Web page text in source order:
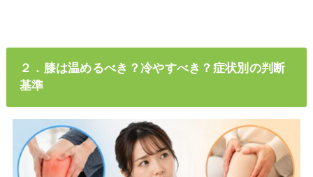
２．膝は温めるべき？冷やすべき？症状別の判断
基準